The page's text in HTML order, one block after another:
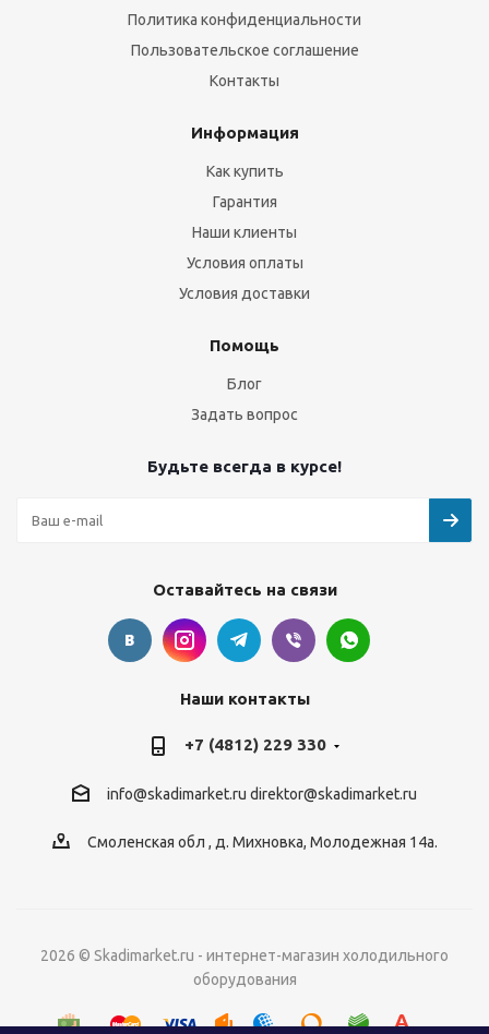
Политика конфиденциальности
Пользовательское соглашение
Контакты
Информация
Как купить
Гарантия
Наши клиенты
Условия оплаты
Условия доставки
Помощь
Блог
Задать вопрос
Будьте всегда в курсе!
Оставайтесь на связи
Наши контакты
+7 (4812) 229 330
info@skadimarket.ru direktor@skadimarket.ru
Смоленская обл , д. Михновка, Молодежная 14а.
2026 © Skadimarket.ru - интернет-магазин холодильного
оборудования